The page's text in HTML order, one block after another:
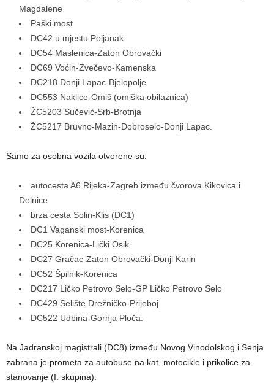
Magdalene
Paški most
DC42 u mjestu Poljanak
DC54 Maslenica-Zaton Obrovački
DC69 Voćin-Zvečevo-Kamenska
DC218 Donji Lapac-Bjelopolje
DC553 Naklice-Omiš (omiška obilaznica)
ŽC5203 Sučević-Srb-Brotnja
ŽC5217 Bruvno-Mazin-Dobroselo-Donji Lapac.
Samo za osobna vozila otvorene su:
autocesta A6 Rijeka-Zagreb između čvorova Kikovica i
Delnice
brza cesta Solin-Klis (DC1)
DC1 Vaganski most-Korenica
DC25 Korenica-Lički Osik
DC27 Gračac-Zaton Obrovački-Donji Karin
DC52 Špilnik-Korenica
DC217 Ličko Petrovo Selo-GP Ličko Petrovo Selo
DC429 Selište Drežničko-Prijeboj
DC522 Udbina-Gornja Ploča.
Na Jadranskoj magistrali (DC8) između Novog Vinodolskog i Senja
zabrana je prometa za autobuse na kat, motocikle i prikolice za
stanovanje (I. skupina).